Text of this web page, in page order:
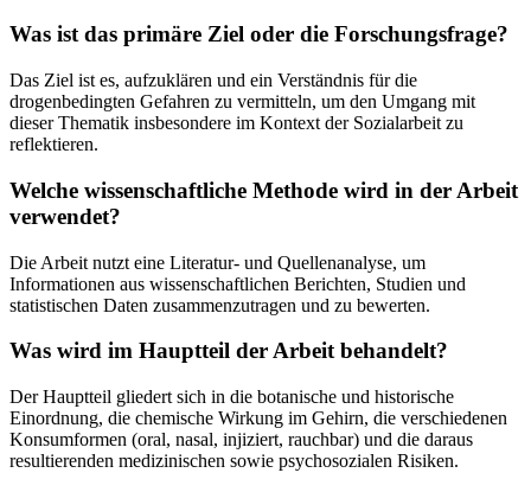
Was ist das primäre Ziel oder die Forschungsfrage?
Das Ziel ist es, aufzuklären und ein Verständnis für die
drogenbedingten Gefahren zu vermitteln, um den Umgang mit
dieser Thematik insbesondere im Kontext der Sozialarbeit zu
reflektieren.
Welche wissenschaftliche Methode wird in der Arbeit
verwendet?
Die Arbeit nutzt eine Literatur- und Quellenanalyse, um
Informationen aus wissenschaftlichen Berichten, Studien und
statistischen Daten zusammenzutragen und zu bewerten.
Was wird im Hauptteil der Arbeit behandelt?
Der Hauptteil gliedert sich in die botanische und historische
Einordnung, die chemische Wirkung im Gehirn, die verschiedenen
Konsumformen (oral, nasal, injiziert, rauchbar) und die daraus
resultierenden medizinischen sowie psychosozialen Risiken.